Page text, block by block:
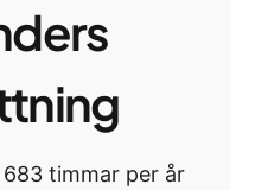
timmar per år